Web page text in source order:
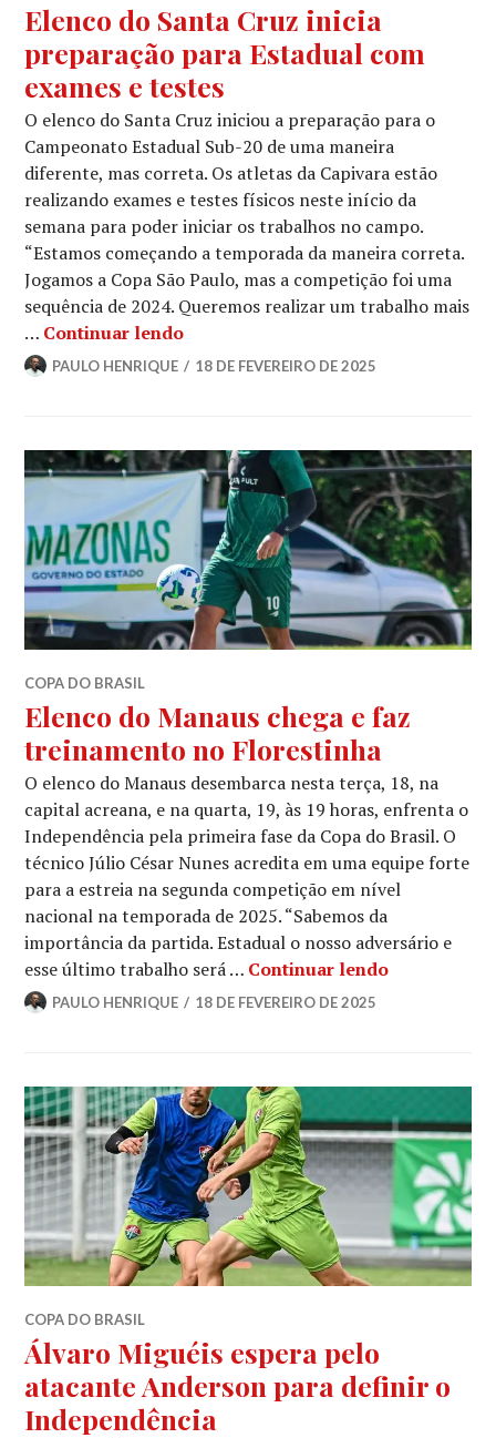
Elenco do Santa Cruz inicia
preparação para Estadual com
exames e testes
O elenco do Santa Cruz iniciou a preparação para o
Campeonato Estadual Sub-20 de uma maneira
diferente, mas correta. Os atletas da Capivara estão
realizando exames e testes físicos neste início da
semana para poder iniciar os trabalhos no campo.
“Estamos começando a temporada da maneira correta.
Jogamos a Copa São Paulo, mas a competição foi uma
sequência de 2024. Queremos realizar um trabalho mais
… Continuar lendo
PAULO HENRIQUE 18 DE FEVEREIRO DE 2025
COPA DO BRASIL
Elenco do Manaus chega e faz
treinamento no Florestinha
O elenco do Manaus desembarca nesta terça, 18, na
capital acreana, e na quarta, 19, às 19 horas, enfrenta o
Independência pela primeira fase da Copa do Brasil. O
técnico Júlio César Nunes acredita em uma equipe forte
para a estreia na segunda competição em nível
nacional na temporada de 2025. “Sabemos da
importância da partida. Estadual o nosso adversário e
esse último trabalho será … Continuar lendo
PAULO HENRIQUE 18 DE FEVEREIRO DE 2025
COPA DO BRASIL
Álvaro Miguéis espera pelo
atacante Anderson para definir o
Independência